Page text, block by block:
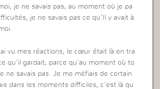
je ne savais pas, au moment où je pa
je ne savais pas ce qu’Il y avait à
vu mes réactions, le cœur était là en tra
qu’il gardait, parce qu’au moment où to
ne savais pas. Je me méfiais de certain
dans les moments difficiles, c’est là qu